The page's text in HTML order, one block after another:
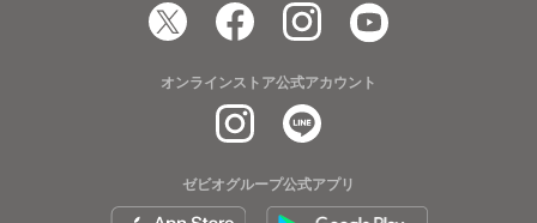
オンラインストア公式アカウント
ゼビオグループ公式アプリ